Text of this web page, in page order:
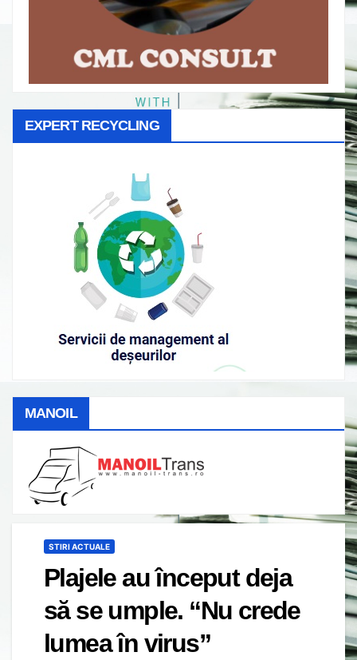
EXPERT RECYCLING
MANOIL
STIRI ACTUALE
Plajele au început deja
să se umple. “Nu crede
lumea în virus”